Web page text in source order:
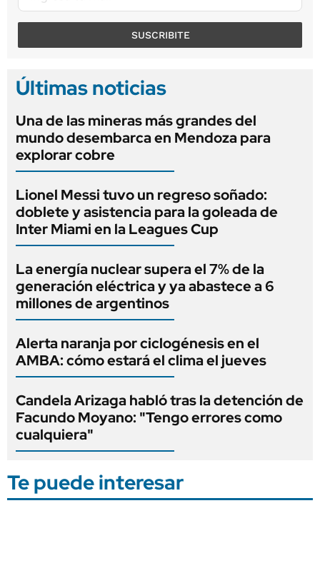
SUSCRIBITE
Últimas noticias
Una de las mineras más grandes del
mundo desembarca en Mendoza para
explorar cobre
Lionel Messi tuvo un regreso soñado:
doblete y asistencia para la goleada de
Inter Miami en la Leagues Cup
La energía nuclear supera el 7% de la
generación eléctrica y ya abastece a 6
millones de argentinos
Alerta naranja por ciclogénesis en el
AMBA: cómo estará el clima el jueves
Candela Arizaga habló tras la detención de
Facundo Moyano: "Tengo errores como
cualquiera"
Te puede interesar